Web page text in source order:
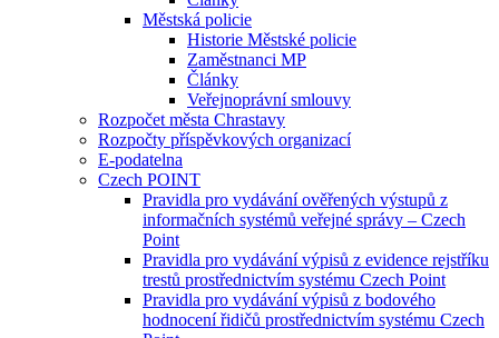
Městská policie
Historie Městské policie
Zaměstnanci MP
Články
Veřejnoprávní smlouvy
Rozpočet města Chrastavy
Rozpočty příspěvkových organizací
E-podatelna
Czech POINT
Pravidla pro vydávání ověřených výstupů z
informačních systémů veřejné správy – Czech
Point
Pravidla pro vydávání výpisů z evidence rejstříku
trestů prostřednictvím systému Czech Point
Pravidla pro vydávání výpisů z bodového
hodnocení řidičů prostřednictvím systému Czech